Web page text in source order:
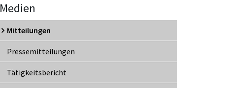
Medien
Mitteilungen
Pressemitteilungen
Tätigkeitsbericht